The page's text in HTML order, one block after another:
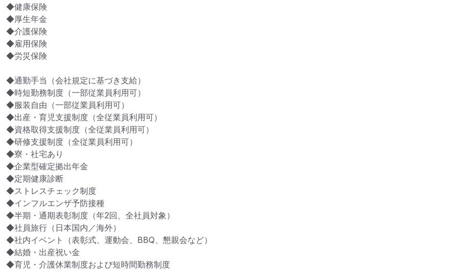
◆健康保険
◆厚生年金
◆介護保険
◆雇用保険
◆労災保険
◆通勤手当（会社規定に基づき支給）
◆時短勤務制度（一部従業員利用可）
◆服装自由（一部従業員利用可）
◆出産・育児支援制度（全従業員利用可）
◆資格取得支援制度（全従業員利用可）
◆研修支援制度（全従業員利用可）
◆寮・社宅あり
◆企業型確定拠出年金
◆定期健康診断
◆ストレスチェック制度
◆インフルエンザ予防接種
◆半期・通期表彰制度（年2回、全社員対象）
◆社員旅行（日本国内／海外）
◆社内イベント（表彰式、運動会、BBQ、懇親会など）
◆結婚・出産祝い金
◆育児・介護休業制度および短時間勤務制度